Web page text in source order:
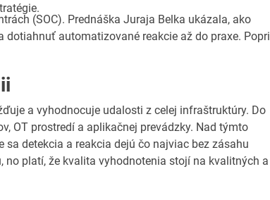
(SOC). Prednáška Juraja Belka ukázala, ako
automatizované reakcie až do praxe. Popri
a vyhodnocuje udalosti z celej infraštruktúry. Do
OT prostredí a aplikačnej prevádzky. Nad týmto
detekcia a reakcia dejú čo najviac bez zásahu
platí, že kvalita vyhodnotenia stojí na kvalitných a